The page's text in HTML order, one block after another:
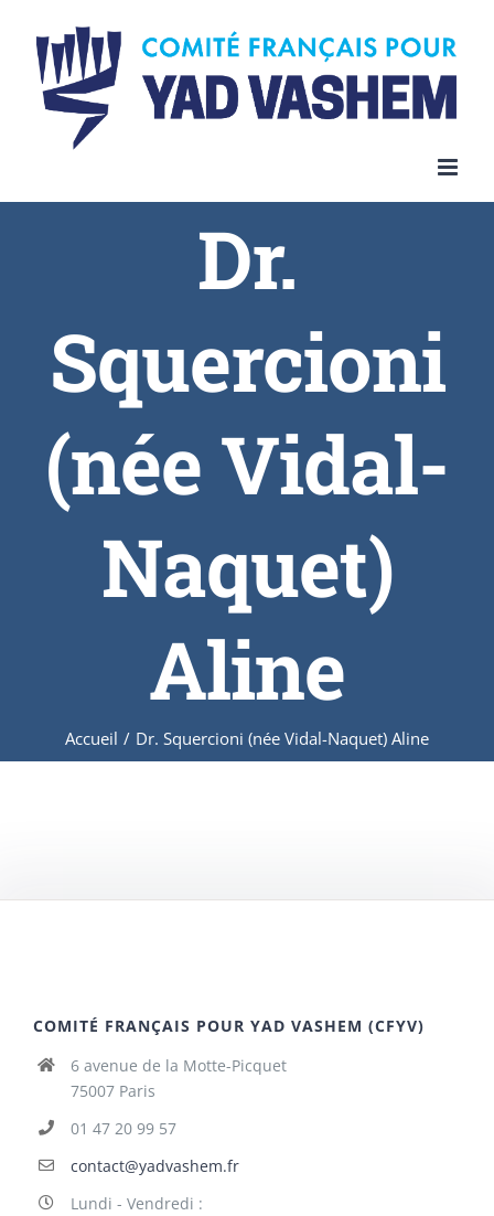
content
Dr.
Squercioni
(née Vidal-
Naquet)
Aline
Accueil / Dr. Squercioni (née Vidal-Naquet) Aline
COMITÉ FRANÇAIS POUR YAD VASHEM (CFYV)
6 avenue de la Motte-Picquet
75007 Paris
01 47 20 99 57
contact@yadvashem.fr
Lundi - Vendredi :